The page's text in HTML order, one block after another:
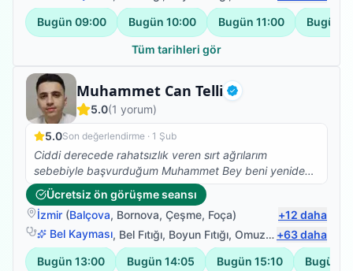
Bugün 09:00 Bugün 10:00 Bugün 11:00 Bugün
Tüm tarihleri gör
Muhammet Can Telli Doğrulanmış
Fizyoterapist
5.0(1 yorum)
5.0Son değerlendirme · 1 Şub
Ciddi derecede rahatsızlık veren sırt ağrılarım
sebebiyle başvurduğum Muhammet Bey beni yeniden
sağlığıma kavuşturdu. Herkese gönül rahatlığıyla
tavsiye ederim
Ücretsiz ön görüşme seansı
İzmir (Balçova, Bornova, Çeşme, Foça) +12 daha
Bel Kayması, Bel Fıtığı, Boyun Fıtığı, Omuz Bağ Yaralanması +63daha
Bugün 13:00 Bugün 14:05 Bugün 15:10 Bugün